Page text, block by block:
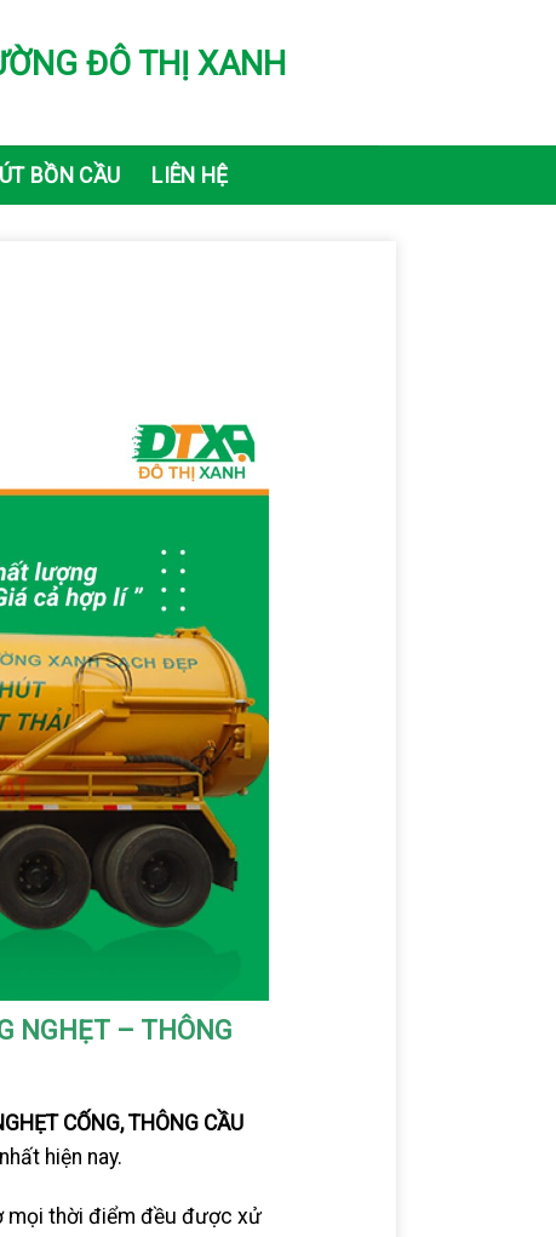
ĐÔ THỊ XANH
BỒN CẦU LIÊN HỆ
NGHẸT – THÔNG
CỐNG, THÔNG CẦU
hiện nay.
mọi thời điểm đều được xử